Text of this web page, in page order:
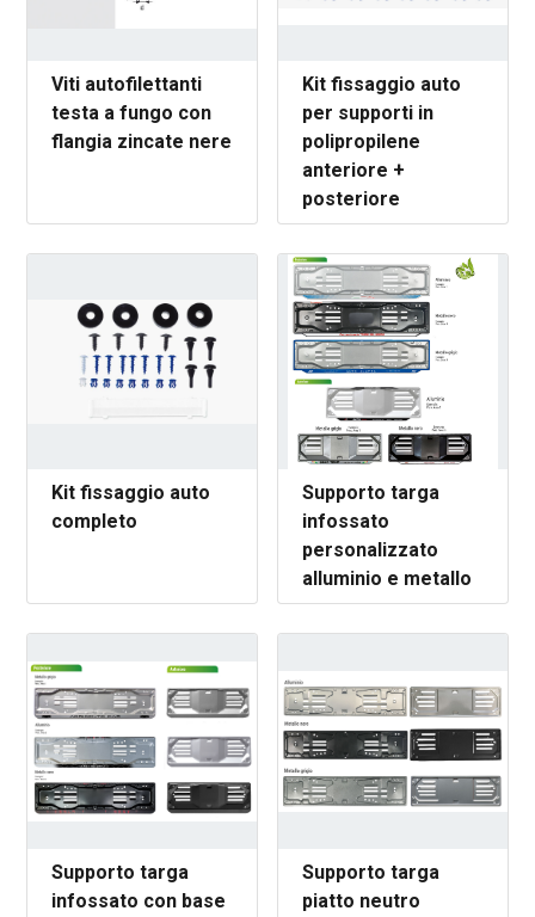
Viti autofilettanti
testa a fungo con
flangia zincate nere
Kit fissaggio auto
per supporti in
polipropilene
anteriore +
posteriore
Kit fissaggio auto
completo
Supporto targa
infossato
personalizzato
alluminio e metallo
Supporto targa
infossato con base
Supporto targa
piatto neutro